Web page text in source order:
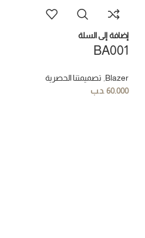
إضافة إلى السلة
BA001
Blazer
, تصميمتنا الحصرية
60.000.د.ب